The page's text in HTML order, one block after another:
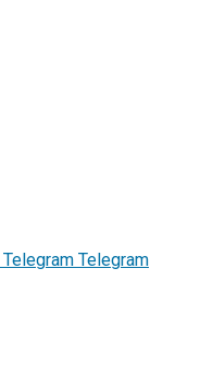
Telegram Telegram